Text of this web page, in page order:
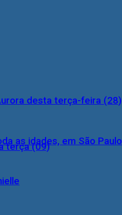
terça (09)
desta terça-feira (28)
as idades, em São Paulo